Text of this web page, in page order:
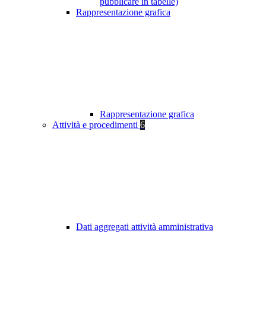
Rappresentazione grafica
Rappresentazione grafica
Attività e procedimenti 6
Dati aggregati attività amministrativa